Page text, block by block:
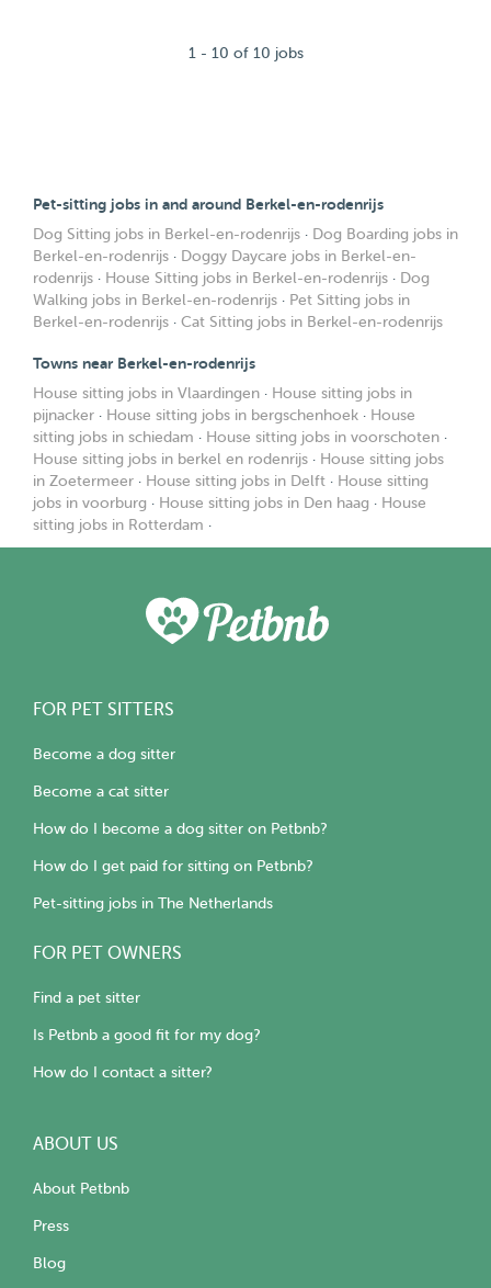
1 - 10 of 10 jobs
Pet-sitting jobs in and around Berkel-en-rodenrijs
Dog Sitting jobs in Berkel-en-rodenrijs · Dog Boarding jobs in
Berkel-en-rodenrijs · Doggy Daycare jobs in Berkel-en-
rodenrijs · House Sitting jobs in Berkel-en-rodenrijs · Dog
Walking jobs in Berkel-en-rodenrijs · Pet Sitting jobs in
Berkel-en-rodenrijs · Cat Sitting jobs in Berkel-en-rodenrijs
Towns near Berkel-en-rodenrijs
House sitting jobs in Vlaardingen · House sitting jobs in
pijnacker · House sitting jobs in bergschenhoek · House
sitting jobs in schiedam · House sitting jobs in voorschoten ·
House sitting jobs in berkel en rodenrijs · House sitting jobs
in Zoetermeer · House sitting jobs in Delft · House sitting
jobs in voorburg · House sitting jobs in Den haag · House
sitting jobs in Rotterdam ·
FOR PET SITTERS
Become a dog sitter
Become a cat sitter
How do I become a dog sitter on Petbnb?
How do I get paid for sitting on Petbnb?
Pet-sitting jobs in The Netherlands
FOR PET OWNERS
Find a pet sitter
Is Petbnb a good fit for my dog?
How do I contact a sitter?
ABOUT US
About Petbnb
Press
Blog